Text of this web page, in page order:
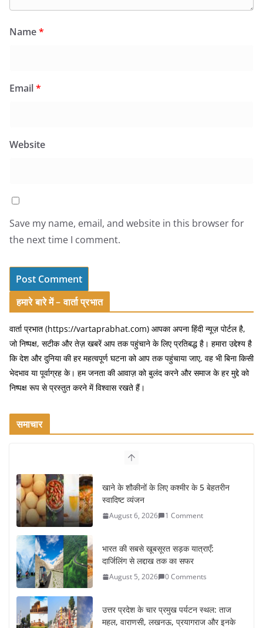
Name*
Email*
Website
Save my name, email, and website in this browser for
the next time I comment.
हमारे बारे में – वार्ता प्रभात
वार्ता प्रभात (https://vartaprabhat.com) आपका अपना हिंदी न्यूज़ पोर्टल है,
जो निष्पक्ष, सटीक और तेज़ खबरें आप तक पहुंचाने के लिए प्रतिबद्ध है। हमारा उद्देश्य है
कि देश और दुनिया की हर महत्वपूर्ण घटना को आप तक पहुंचाया जाए, वह भी बिना किसी
भेदभाव या पूर्वाग्रह के। हम जनता की आवाज़ को बुलंद करने और समाज के हर मुद्दे को
निष्पक्ष रूप से प्रस्तुत करने में विश्वास रखते हैं।
समाचार
खाने के शौकीनों के लिए कश्मीर के 5 बेहतरीन
स्वादिष्ट व्यंजन
August 6, 2026 1 Comment
भारत की सबसे खूबसूरत सड़क यात्राएँ:
दार्जिलिंग से लद्दाख तक का सफर
August 5, 2026 0 Comments
उत्तर प्रदेश के चार प्रमुख पर्यटन स्थल: ताज
महल, वाराणसी, लखनऊ, प्रयागराज और इनके